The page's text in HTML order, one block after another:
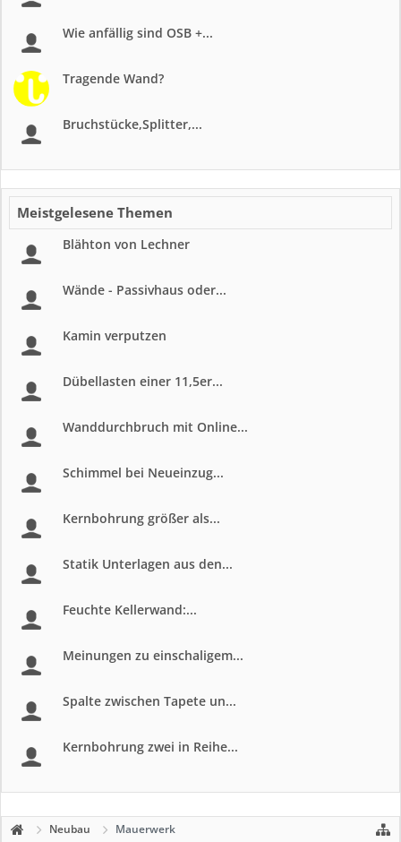
Wie anfällig sind OSB +...
Tragende Wand?
Bruchstücke,Splitter,...
Meistgelesene Themen
Blähton von Lechner
Wände - Passivhaus oder...
Kamin verputzen
Dübellasten einer 11,5er...
Wanddurchbruch mit Online...
Schimmel bei Neueinzug...
Kernbohrung größer als...
Statik Unterlagen aus den...
Feuchte Kellerwand:...
Meinungen zu einschaligem...
Spalte zwischen Tapete un...
Kernbohrung zwei in Reihe...
Neubau Mauerwerk